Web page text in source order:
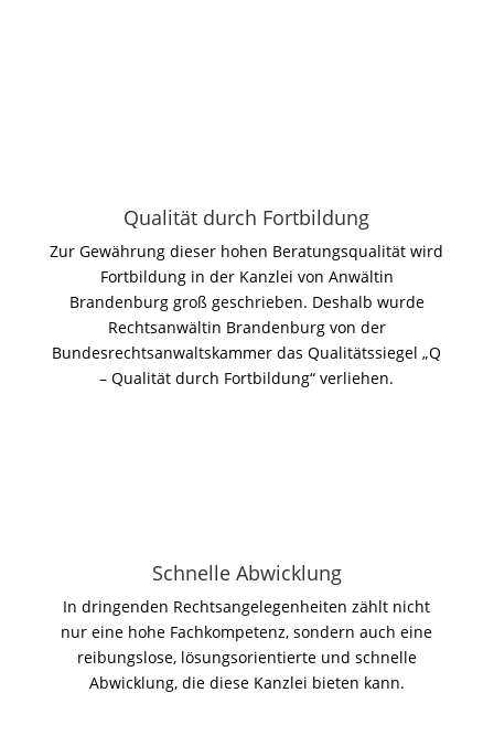
Qualität durch Fortbildung
Zur Gewährung dieser hohen Beratungsqualität wird
Fortbildung in der Kanzlei von Anwältin
Brandenburg groß geschrieben. Deshalb wurde
Rechtsanwältin Brandenburg von der
Bundesrechtsanwaltskammer das Qualitätssiegel „Q
– Qualität durch Fortbildung“ verliehen.
Schnelle Abwicklung
In dringenden Rechtsangelegenheiten zählt nicht
nur eine hohe Fachkompetenz, sondern auch eine
reibungslose, lösungsorientierte und schnelle
Abwicklung, die diese Kanzlei bieten kann.